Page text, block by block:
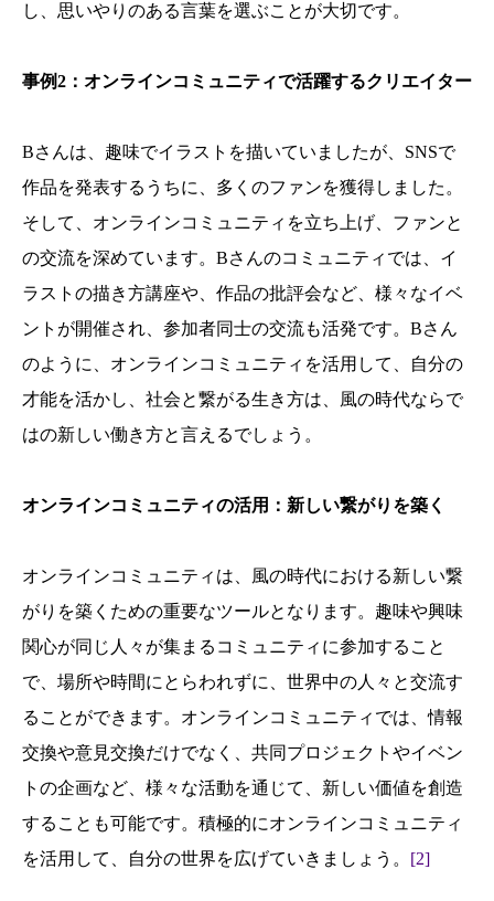
し、思いやりのある言葉を選ぶことが大切です。
事例2：オンラインコミュニティで活躍するクリエイター
Bさんは、趣味でイラストを描いていましたが、SNSで
作品を発表するうちに、多くのファンを獲得しました。
そして、オンラインコミュニティを立ち上げ、ファンと
の交流を深めています。Bさんのコミュニティでは、イ
ラストの描き方講座や、作品の批評会など、様々なイベ
ントが開催され、参加者同士の交流も活発です。Bさん
のように、オンラインコミュニティを活用して、自分の
才能を活かし、社会と繋がる生き方は、風の時代ならで
はの新しい働き方と言えるでしょう。
オンラインコミュニティの活用：新しい繋がりを築く
オンラインコミュニティは、風の時代における新しい繋
がりを築くための重要なツールとなります。趣味や興味
関心が同じ人々が集まるコミュニティに参加すること
で、場所や時間にとらわれずに、世界中の人々と交流す
ることができます。オンラインコミュニティでは、情報
交換や意見交換だけでなく、共同プロジェクトやイベン
トの企画など、様々な活動を通じて、新しい価値を創造
することも可能です。積極的にオンラインコミュニティ
を活用して、自分の世界を広げていきましょう。 [2]